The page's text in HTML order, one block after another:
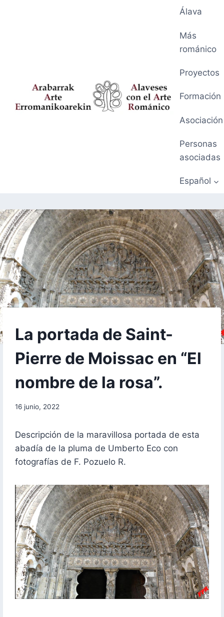
Álava
Más
románico
Proyectos
Formación
Asociación
Personas
asociadas
Español
FORMACIÓN
La portada de Saint-
Pierre de Moissac en “El
nombre de la rosa”.
Por
16 junio, 2022
Descripción de la maravillosa portada de esta
abadía de la pluma de Umberto Eco con
fotografías de F. Pozuelo R.